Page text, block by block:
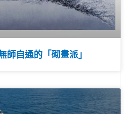
師自通的「砌畫派」